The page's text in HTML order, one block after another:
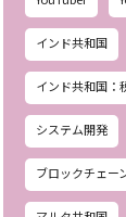
インド共和国
インド共和国：
システム開発
ブロックチェー